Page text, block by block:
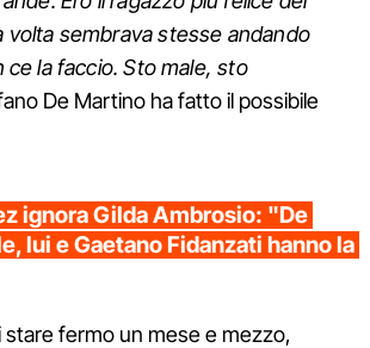
volta sembrava stesse andando
la faccio. Sto male, sto
De Martino ha fatto il possibile
ignora Gilda Ambrosio: "De
lui e Gaetano Fidanzati hanno la
fermo un mese e mezzo,